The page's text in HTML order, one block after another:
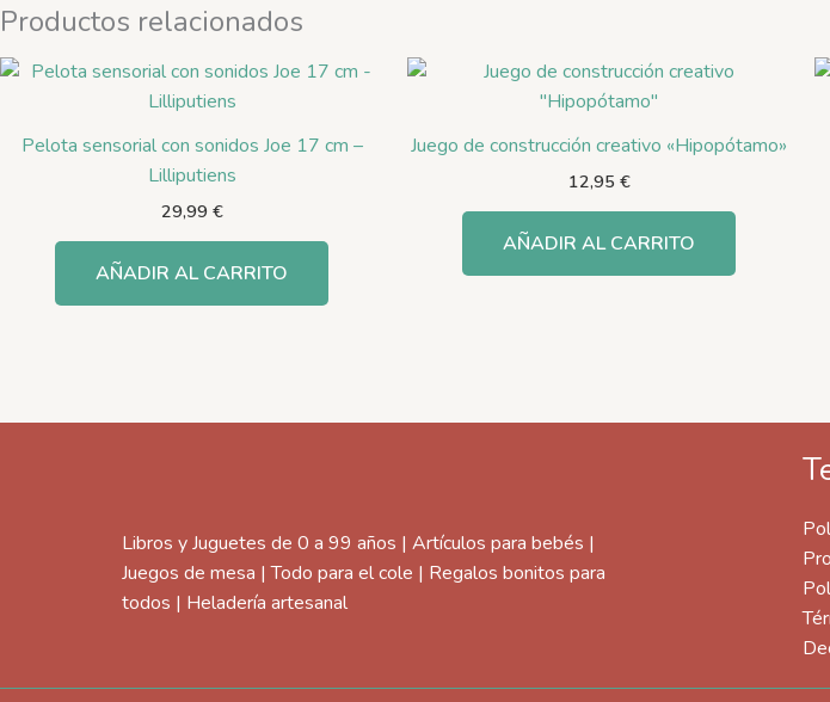
Productos relacionados
Pelota sensorial con sonidos Joe 17 cm –
Lilliputiens
29,99 €
AÑADIR AL CARRITO
Juego de construcción creativo «Hipopótamo»
12,95 €
AÑADIR AL CARRITO
Libros y Juguetes de 0 a 99 años | Artículos para bebés |
Juegos de mesa | Todo para el cole | Regalos bonitos para
todos | Heladería artesanal